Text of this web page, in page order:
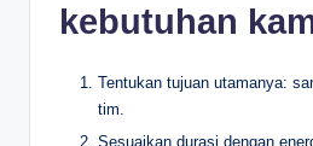
kebutuhan
Tentukan tujuan utamanya:
tim.
Sesuaikan durasi dengan